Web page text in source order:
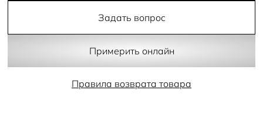
Задать вопрос
Примерить онлайн
Правила возврата товара